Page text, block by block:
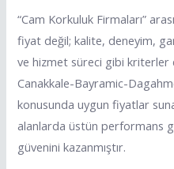
“Cam Korkuluk Firmaları”
fiyat değil; kalite, deneyim,
ve hizmet süreci gibi kriterler
Canakkale-Bayramic-
konusunda uygun fiyatlar
alanlarda üstün performans
güvenini kazanmıştır.